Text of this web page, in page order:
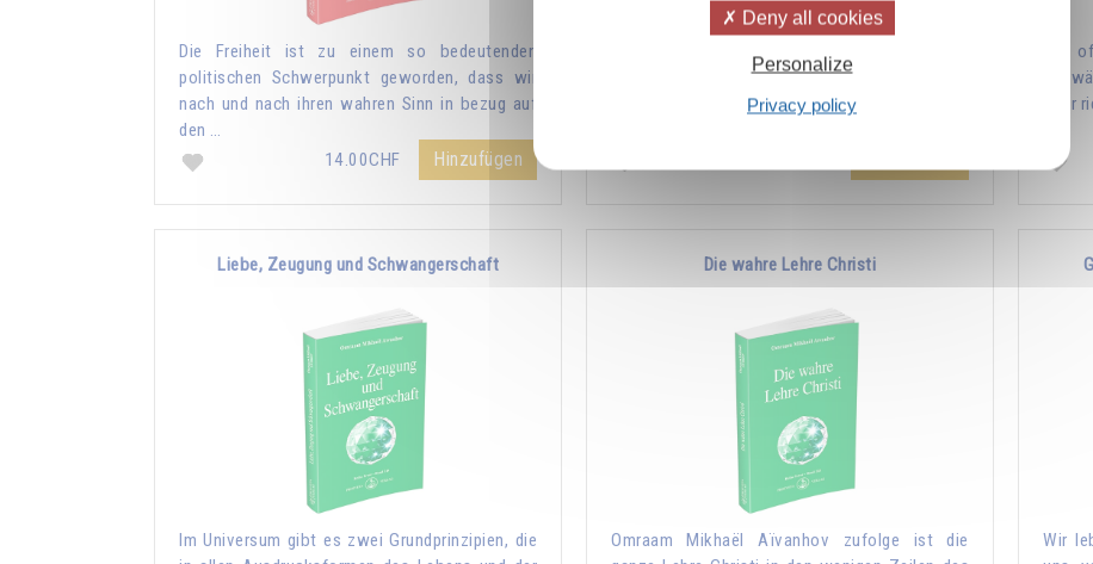
Die Freiheit ist zu einem so bedeutenden
politischen Schwerpunkt geworden, dass wir
nach und nach ihren wahren Sinn in bezug auf
den …
14.00CHF
Hinzufügen
Der Überlieferung zufolge ist das Licht die
lebende Substanz, mit der Gott die Welt
erschaffen hat. Seit einigen Jahren hat es
Wie
aber
Liebe, Zeugung und Schwangerschaft
Im Universum gibt es zwei Grundprinzipien, die
Die wahre Lehre Christi
Omraam Mikhaël Aïvanhov zufolge ist die
Wir
Deny all cookies
Personalize
Privacy policy